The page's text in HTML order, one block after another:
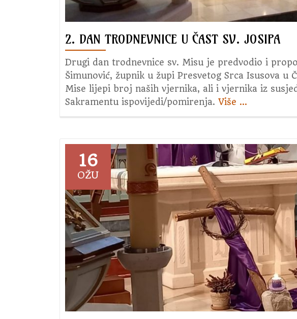
2. DAN TRODNEVNICE U ČAST SV. JOSIPA
Drugi dan trodnevnice sv. Misu je predvodio i
Šimunović, župnik u župi Presvetog Srca Isusova u
Mise lijepi broj naših vjernika, ali i vjernika iz
Sakramentu ispovijedi/pomirenja. Više about
trodnevnice
u
čast
sv.
…
16
OŽU